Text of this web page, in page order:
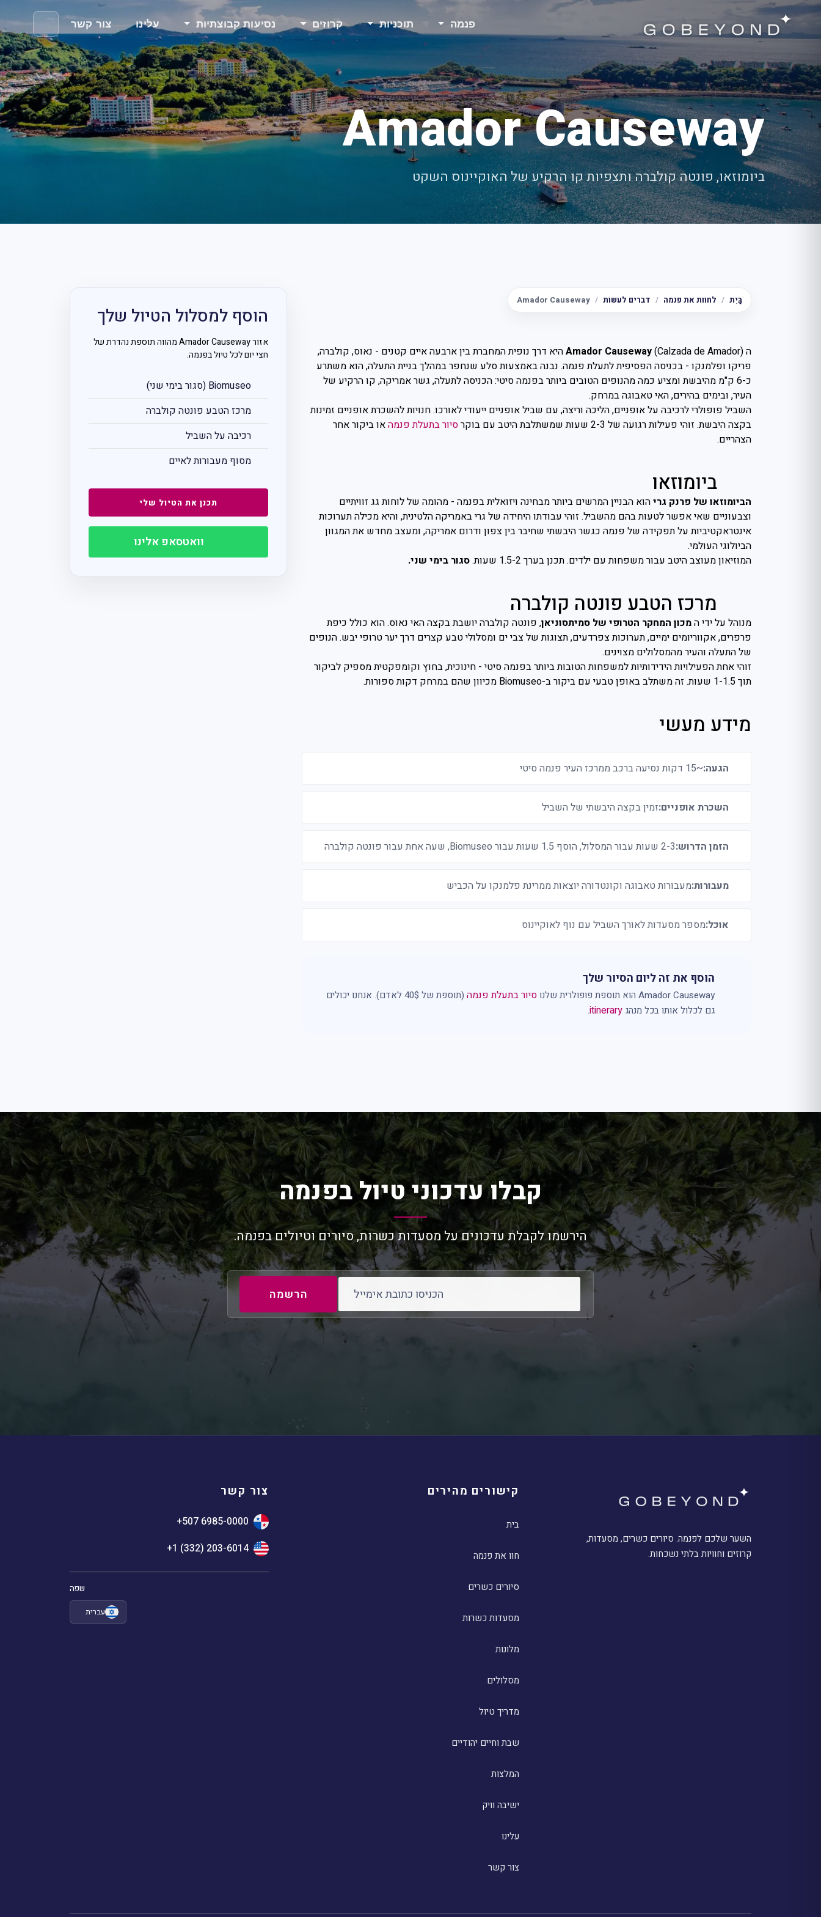
פנמה תוכניות קרוזים נסיעות קבוצתיות עלינו צור קשר
Amador Causeway
ביומוזאו, פונטה קולברה ותצפיות קו הרקיע של האוקיינוס ​​השקט
בַּיִת לחוות את פנמה דברים לעשות Amador Causeway
ה Amador Causeway(Calzada de Amador) היא דרך נופית המחברת בין ארבעה איים קטנים - נאוס, קולברה,
פריקו ופלמנקו - בכניסה הפסיפית לתעלת פנמה. נבנה באמצעות סלע שנחפר במהלך בניית התעלה, הוא משתרע
כ-6 ק"מ מהיבשת ומציע כמה מהנופים הטובים ביותר בפנמה סיטי: הכניסה לתעלה, גשר אמריקה, קו הרקיע של
העיר, ובימים בהירים, האי טאבוגה במרחק.
השביל פופולרי לרכיבה על אופניים, הליכה וריצה, עם שביל אופניים ייעודי לאורכו. חנויות להשכרת אופניים זמינות
בקצה היבשת. זוהי פעילות רגועה של 2-3 שעות שמשתלבת היטב עם בוקר
סיור בתעלת פנמהאו ביקור אחר
הצהריים.
ביומוזאו
הביומוזאו של פרנק גריהוא הבניין המרשים ביותר מבחינה ויזואלית בפנמה - מהומה של לוחות גג זוויתיים
וצבעוניים שאי אפשר לטעות בהם מהשביל. זוהי עבודתו היחידה של גרי באמריקה הלטינית, והיא מכילה תערוכות
אינטראקטיביות על תפקידה של פנמה כגשר היבשתי שחיבר בין צפון ודרום אמריקה, ומעצב מחדש את המגוון
הביולוגי העולמי.
המוזיאון מעוצב היטב עבור משפחות עם ילדים. תכנן בערך 1.5-2 שעות.
סגור בימי שני.
מרכז הטבע פונטה קולברה
מנוהל על ידי המכון המחקר הטרופי של סמיתסוניאן, פונטה קולברה יושבת בקצה האי נאוס. הוא כולל כיפת
פרפרים, אקווריומים ימיים, תערוכות צפרדעים, תצוגות של צבי ים ומסלולי טבע קצרים דרך יער טרופי יבש. הנופים
של התעלה והעיר מהמסלולים מצוינים.
זוהי אחת הפעילויות הידידותיות למשפחות הטובות ביותר בפנמה סיטי - חינוכית, בחוץ וקומפקטית מספיק לביקור
תוך 1-1.5 שעות. זה משתלב באופן טבעי עם ביקור ב-Biomuseo מכיוון שהם במרחק דקות ספורות.
מידע מעשי
הגעה:~15 דקות נסיעה ברכב ממרכז העיר פנמה סיטי
השכרת אופניים:זמין בקצה היבשתי של השביל
הזמן הדרוש:2-3 שעות עבור המסלול, הוסף 1.5 שעות עבור Biomuseo, שעה אחת עבור פונטה קולברה
מעבורות:מעבורות טאבוגה וקונטדורה יוצאות ממרינת פלמנקו על הכביש
אוכל:מספר מסעדות לאורך השביל עם נוף לאוקיינוס
הוסף את זה ליום הסיור שלך
Amador Causeway הוא תוספת פופולרית שלנו סיור בתעלת פנמה
(תוספת של 40$ לאדם). אנחנו יכולים
גם לכלול אותו בכל מנהגitinerary
.
הוסף למסלול הטיול שלך
אזור Amador Causeway מהווה תוספת נהדרת של
חצי יום לכל טיול בפנמה.
Biomuseo (סגור בימי שני)
מרכז הטבע פונטה קולברה
רכיבה על השביל
מסוף מעבורות לאיים
תכנן את הטיול שלי
וואטסאפ אלינו
קבלו עדכוני טיול בפנמה
הירשמו לקבלת עדכונים על מסעדות כשרות, סיורים וטיולים בפנמה.
הרשמה
השער שלכם לפנמה. סיורים כשרים, מסעדות,
קרוזים וחוויות בלתי נשכחות.
קישורים מהירים
בית
חוו את פנמה
סיורים כשרים
מסעדות כשרות
מלונות
מסלולים
מדריך טיול
שבת וחיים יהודיים
המלצות
ישיבה וויק
עלינו
צור קשר
צור קשר
+507 6985-0000
+1 (332) 203-6014
שפה
עברית